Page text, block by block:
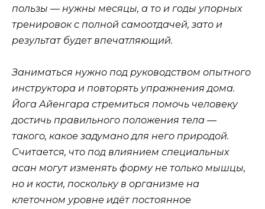
пользы — нужны месяцы, а то и годы упорных
тренировок с полной самоотдачей, зато и
результат будет впечатляющий.
Заниматься нужно под руководством опытного
инструктора и повторять упражнения дома.
Йога Айенгара стремиться помочь человеку
достичь правильного положения тела —
такого, какое задумано для него природой.
Считается, что под влиянием специальных
асан могут изменять форму не только мышцы,
но и кости, поскольку в организме на
клеточном уровне идёт постоянное